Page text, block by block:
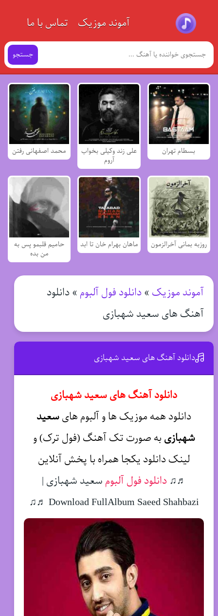
آموند موزیک تماس با ما
جستجو
بسطام تهران
علی زند وکیلی بخواب
آروم
محمد اصفهانی رفتن
روزبه بمانی آخرالزمون ماهان بهرام خان تا ابد
حامیم قلبمو پس به
من بده
آموند موزیک »دانلود فول آلبوم »دانلود
آهنگ های سعید شهبازی
دانلود آهنگ های سعید شهبازی
دانلود آهنگ های سعید شهبازی
دانلود همه موزیک ها و آلبوم هایسعید
شهبازی به صورت تک آهنگ (فول ترک) و
لینک دانلود یکجا همراه با پخش آنلاین
♬♫دانلود فول آلبوم سعید شهبازی |
Download FullAlbum Saeed Shahbazi ♬♫